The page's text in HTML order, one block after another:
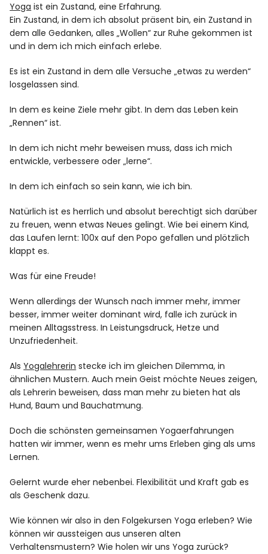
Yoga ist ein Zustand, eine Erfahrung.
Ein Zustand, in dem ich absolut präsent bin, ein Zustand in
dem alle Gedanken, alles „Wollen“ zur Ruhe gekommen ist
und in dem ich mich einfach erlebe.
Es ist ein Zustand in dem alle Versuche „etwas zu werden“
losgelassen sind.
In dem es keine Ziele mehr gibt. In dem das Leben kein
„Rennen“ ist.
In dem ich nicht mehr beweisen muss, dass ich mich
entwickle, verbessere oder „lerne“.
In dem ich einfach so sein kann, wie ich bin.
Natürlich ist es herrlich und absolut berechtigt sich darüber
zu freuen, wenn etwas Neues gelingt. Wie bei einem Kind,
das Laufen lernt: 100x auf den Popo gefallen und plötzlich
klappt es.
Was für eine Freude!
Wenn allerdings der Wunsch nach immer mehr, immer
besser, immer weiter dominant wird, falle ich zurück in
meinen Alltagsstress. In Leistungsdruck, Hetze und
Unzufriedenheit.
AlsYogalehrerin stecke ich im gleichen Dilemma, in
ähnlichen Mustern. Auch mein Geist möchte Neues zeigen,
als Lehrerin beweisen, dass man mehr zu bieten hat als
Hund, Baum und Bauchatmung.
Doch die schönsten gemeinsamen Yogaerfahrungen
hatten wir immer, wenn es mehr ums Erleben ging als ums
Lernen.
Gelernt wurde eher nebenbei. Flexibilität und Kraft gab es
als Geschenk dazu.
Wie können wir also in den Folgekursen Yoga erleben? Wie
können wir aussteigen aus unseren alten
Verhaltensmustern? Wie holen wir uns Yoga zurück?